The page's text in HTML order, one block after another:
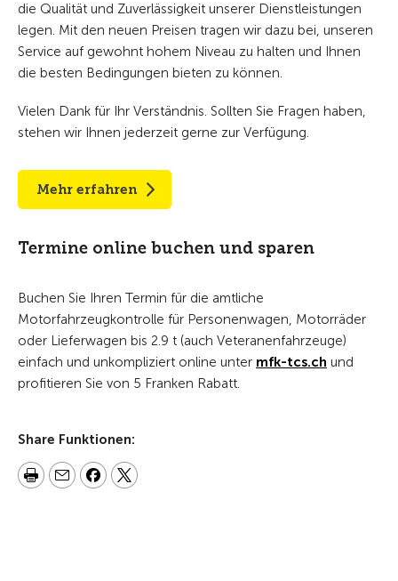
die Qualität und Zuverlässigkeit unserer Dienstleistungen
legen. Mit den neuen Preisen tragen wir dazu bei, unseren
Service auf gewohnt hohem Niveau zu halten und Ihnen
die besten Bedingungen bieten zu können.
Vielen Dank für Ihr Verständnis. Sollten Sie Fragen haben,
stehen wir Ihnen jederzeit gerne zur Verfügung.
Mehr erfahren
Termine online buchen und sparen
Buchen Sie Ihren Termin für die amtliche
Motorfahrzeugkontrolle für Personenwagen, Motorräder
oder Lieferwagen bis 2.9 t (auch Veteranenfahrzeuge)
einfach und unkompliziert online unter mfk-tcs.ch und
profitieren Sie von 5 Franken Rabatt.
Share Funktionen: